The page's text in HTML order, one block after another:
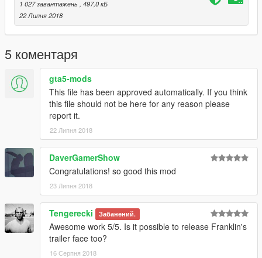
1 027 завантажень
, 497,0 кБ
22 Липня 2018
5 коментаря
gta5-mods
This file has been approved automatically. If you think
this file should not be here for any reason please
report it.
22 Липня 2018
DaverGamerShow
Congratulations! so good this mod
23 Липня 2018
Tengerecki Забанений.
Awesome work 5/5. Is it possible to release Franklin's
trailer face too?
16 Серпня 2018